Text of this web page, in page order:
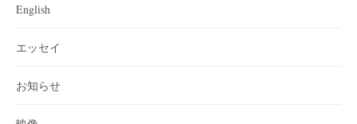
English
エッセイ
お知らせ